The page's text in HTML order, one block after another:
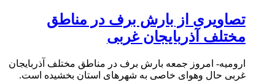
تصاویری از بارش برف در مناطق
مختلف آذربایجان غربی
ارومیه- امروز جمعه بارش برف در مناطق مختلف آذربایجان
غربی حال وهوای خاصی به شهرهای استان بخشیده است.